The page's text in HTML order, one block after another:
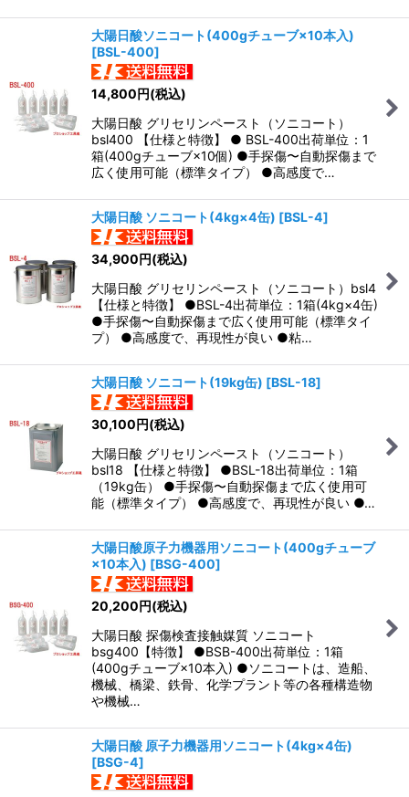
大陽日酸ソニコート(400gチューブ×10本入)
[BSL-400]
14,800円(税込)
大陽日酸 グリセリンペースト（ソニコート）
bsl400 【仕様と特徴】 ● BSL-400出荷単位：1
箱(400gチューブ×10個) ●手探傷〜自動探傷まで
広く使用可能（標準タイプ） ●高感度で…
大陽日酸 ソニコート(4kg×4缶) [BSL-4]
34,900円(税込)
大陽日酸 グリセリンペースト（ソニコート）bsl4
【仕様と特徴】 ●BSL-4出荷単位：1箱(4kg×4缶)
●手探傷〜自動探傷まで広く使用可能（標準タイ
プ） ●高感度で、再現性が良い ●粘…
大陽日酸 ソニコート(19kg缶) [BSL-18]
30,100円(税込)
大陽日酸 グリセリンペースト（ソニコート）
bsl18 【仕様と特徴】 ●BSL-18出荷単位：1箱
（19kg缶） ●手探傷〜自動探傷まで広く使用可
能（標準タイプ） ●高感度で、再現性が良い ●…
大陽日酸原子力機器用ソニコート(400gチューブ
×10本入) [BSG-400]
20,200円(税込)
大陽日酸 探傷検査接触媒質 ソニコート
bsg400【特徴】 ●BSB-400出荷単位：1箱
(400gチューブ×10本入) ●ソニコートは、造船、
機械、橋梁、鉄骨、化学プラント等の各種構造物
や機械…
大陽日酸 原子力機器用ソニコート(4kg×4缶)
[BSG-4]